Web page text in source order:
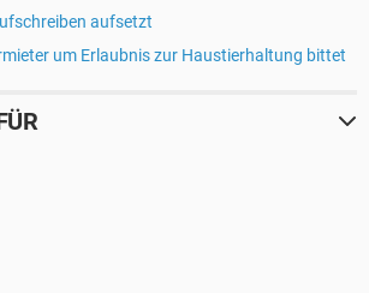
aufsetzt
um Erlaubnis zur Haustierhaltung bittet